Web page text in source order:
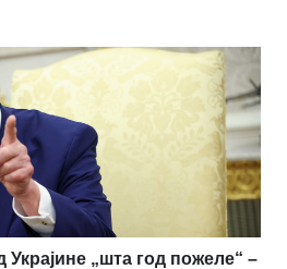
„шта год пожеле“ –